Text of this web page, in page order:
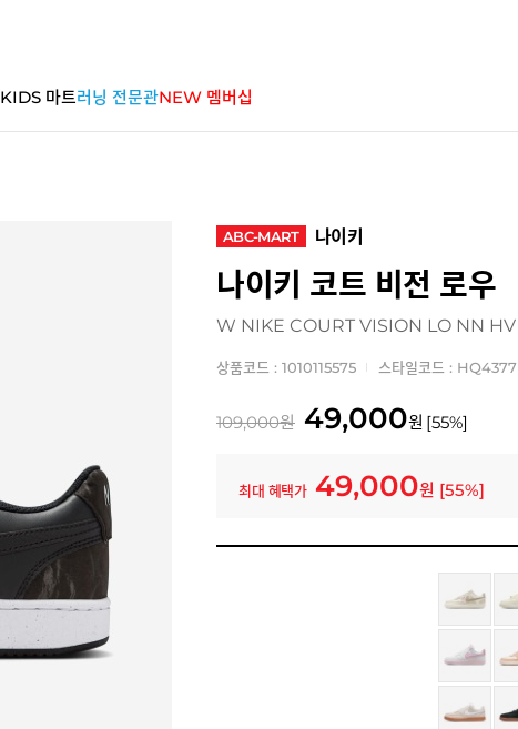
KIDS 마트러닝 전문관NEW 멤버십
ABC-MART 나이키
나이키 코트 비전 로우
W NIKE COURT VISION LO NN HV
상품코드 : 1010115575 스타일코드 : HQ4377
109,000원 49,000원 [55%]
최대 혜택가 49,000원 [55%]